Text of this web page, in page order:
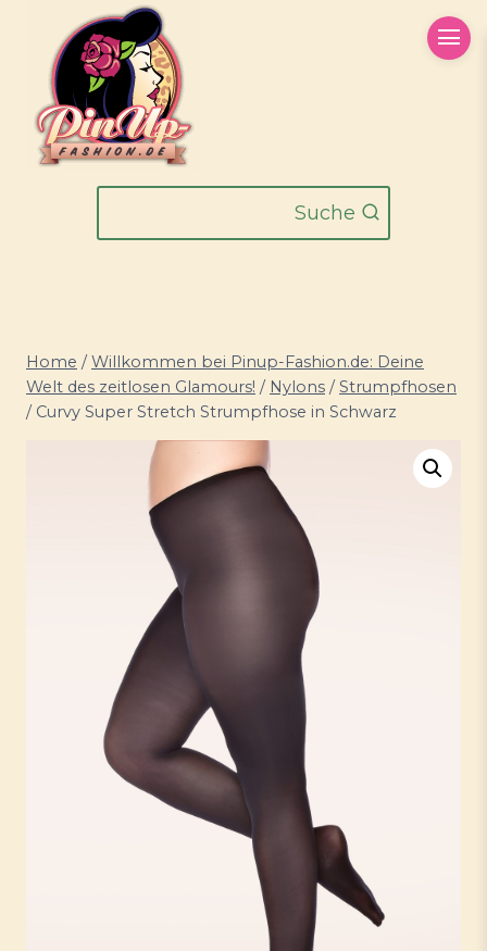
springen
Suche
Home / Willkommen bei Pinup-Fashion.de: Deine
Welt des zeitlosen Glamours! / Nylons / Strumpfhosen
/ Curvy Super Stretch Strumpfhose in Schwarz